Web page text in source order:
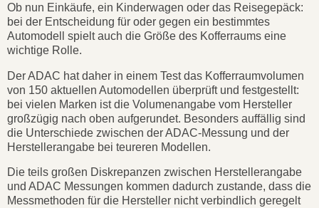
Ob nun Einkäufe, ein Kinderwagen oder das Reisegepäck:
bei der Entscheidung für oder gegen ein bestimmtes
Automodell spielt auch die Größe des Kofferraums eine
wichtige Rolle.
Der ADAC hat daher in einem Test das Kofferraumvolumen
von 150 aktuellen Automodellen überprüft und festgestellt:
bei vielen Marken ist die Volumenangabe vom Hersteller
großzügig nach oben aufgerundet. Besonders auffällig sind
die Unterschiede zwischen der ADAC-Messung und der
Herstellerangabe bei teureren Modellen.
Die teils großen Diskrepanzen zwischen Herstellerangabe
und ADAC Messungen kommen dadurch zustande, dass die
Messmethoden für die Hersteller nicht verbindlich geregelt